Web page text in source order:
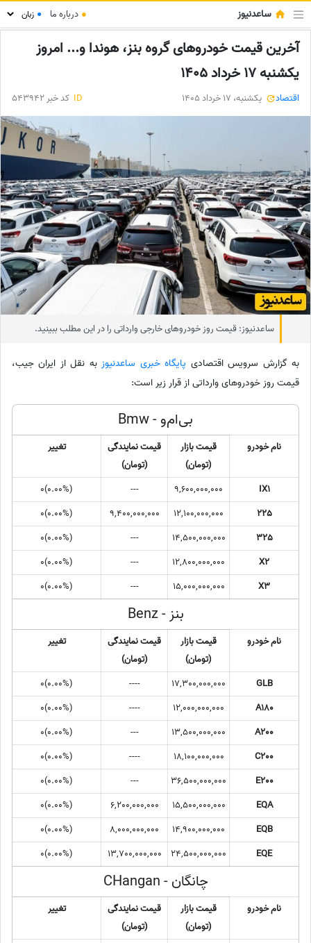
ساعدنیوز ● درباره ما ●
آخرین قیمت خودروهای گروه بنز، هوندا و... امروز
یکشنبه 17 خرداد 1405
اقتصاد یکشنبه، 17 خرداد 1405 ID کد خبر 543942
ساعدنیوز: قیمت روز خودروهای خارجی وارداتی را در این مطلب ببینید.
به گزارش سرویس اقتصادی پایگاه خبری ساعدنیوزبه نقل از ایران جیب،
قیمت روز خودروهای وارداتی از قرار زیر است:
بی‌ام‌و - Bmw
نام خودرو
قیمت بازار
(تومان)
قیمت نمایندگی
(تومان)
تغییر
IX1
9,600,000,000
---
(0.00%)0
225
12,100,000,000
9,400,000,000
(0.00%)0
325
14,500,000,000
---
(0.00%)0
X2
12,800,000,000
---
(0.00%)0
X3
15,000,000,000
---
(0.00%)0
بنز - Benz
نام خودرو
قیمت بازار
(تومان)
قیمت نمایندگی
(تومان)
تغییر
GLB
17,300,000,000
----
(0.00%)0
A180
12,000,000,000
----
(0.00%)0
A200
13,500,000,000
---
(0.00%)0
C200
18,100,000,000
----
(0.00%)0
E200
36,500,000,000
---
(0.00%)0
EQA
15,500,000,000
6,200,000,000
(0.00%)0
EQB
14,900,000,000
8,000,000,000
(0.00%)0
EQE
24,500,000,000
13,700,000,000
(0.00%)0
چانگان - CHangan
نام خودرو
قیمت بازار
(تومان)
قیمت نمایندگی
(تومان)
تغییر